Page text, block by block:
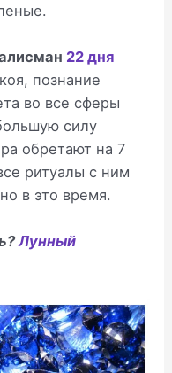
22 дня
познание
во все сферы
силу
обретают на 7
ритуалы с ним
в это время.
Лунный